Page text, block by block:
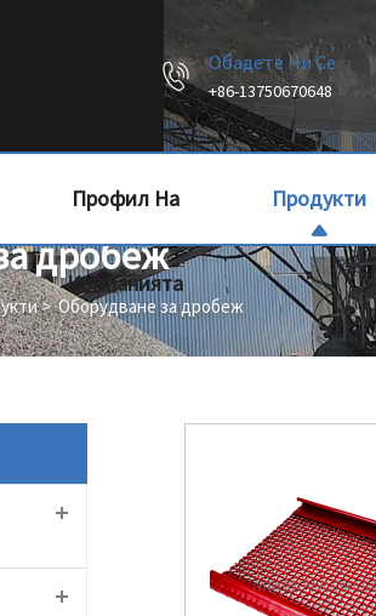
Обадете Ни Се
+86-13750670648
Профил На
Компанията
Продукти
дробеж
>Оборудване за дробеж